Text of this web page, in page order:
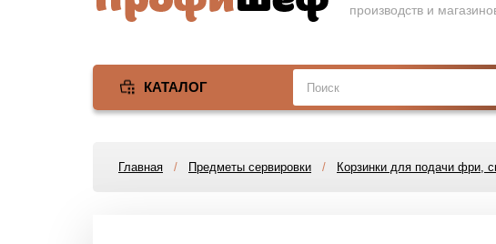
производств и
КАТАЛОГ
Главная / Предметы сервировки / Корзинки для подачи фри,